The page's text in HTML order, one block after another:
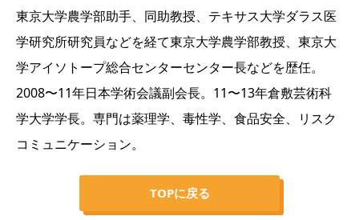
東京大学農学部助手、同助教授、テキサス大学ダラス医
学研究所研究員などを経て東京大学農学部教授、東京大
学アイソトープ総合センターセンター長などを歴任。
2008〜11年日本学術会議副会長。11〜13年倉敷芸術科
学大学学長。専門は薬理学、毒性学、食品安全、リスク
コミュニケーション。
TOPに戻る